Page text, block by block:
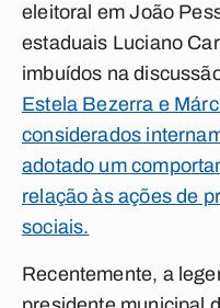
eleitoral em João
estaduais Luciano
imbuídos na
Estela Bezerra e
considerados
adotado um
relação às ações de
sociais.
Recentemente, a